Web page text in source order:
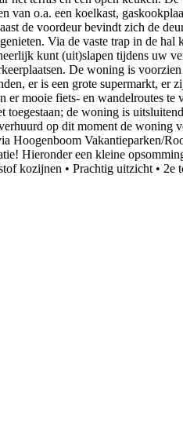
van o.a. een koelkast,
de voordeur bevindt zich de
Via de vaste trap in de
kunt (uit)slapen tijdens uw
De woning is
er is een grote supermarkt,
er mooie fiets- en wandelroutes
toegestaan; de woning is
op dit moment de
Hoogenboom Vakantieparken/
Hieronder een kleine
kozijnen • Prachtig uitzicht • 2e